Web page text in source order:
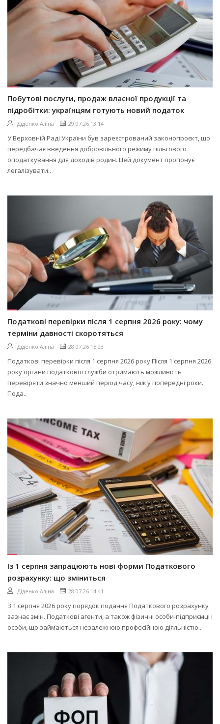
Побутові послуги, продаж власної продукції та
підробітки: українцям готують новий податок
Діденко Аліна 29.07.26 13:14
У Верховній Раді України був зареєстрований законопроєкт, що
передбачає введення добровільного режиму пільгового
оподаткування для доходів родин. Цей документ пропонує
легалізувати..
Податкові перевірки після 1 серпня 2026 року: чому
терміни давності скоротяться
Діденко Аліна 28.07.26 15:23
Податкові перевірки після 1 серпня 2026 року Після 1 серпня 2026
року органи податкової служби отримають можливість
перевіряти значно менший період часу, ніж у попередні роки.
Пода..
Із 1 серпня запрацюють нові форми Податкового
розрахунку: що зміниться
Діденко Аліна 28.07.26 14:41
З 1 серпня 2026 року порядок подання Податкового розрахунку
зазнає змін. Податкові агенти, а також фізичні особи-підприємці і
особи, що займаються незалежною професійною діяльністю..